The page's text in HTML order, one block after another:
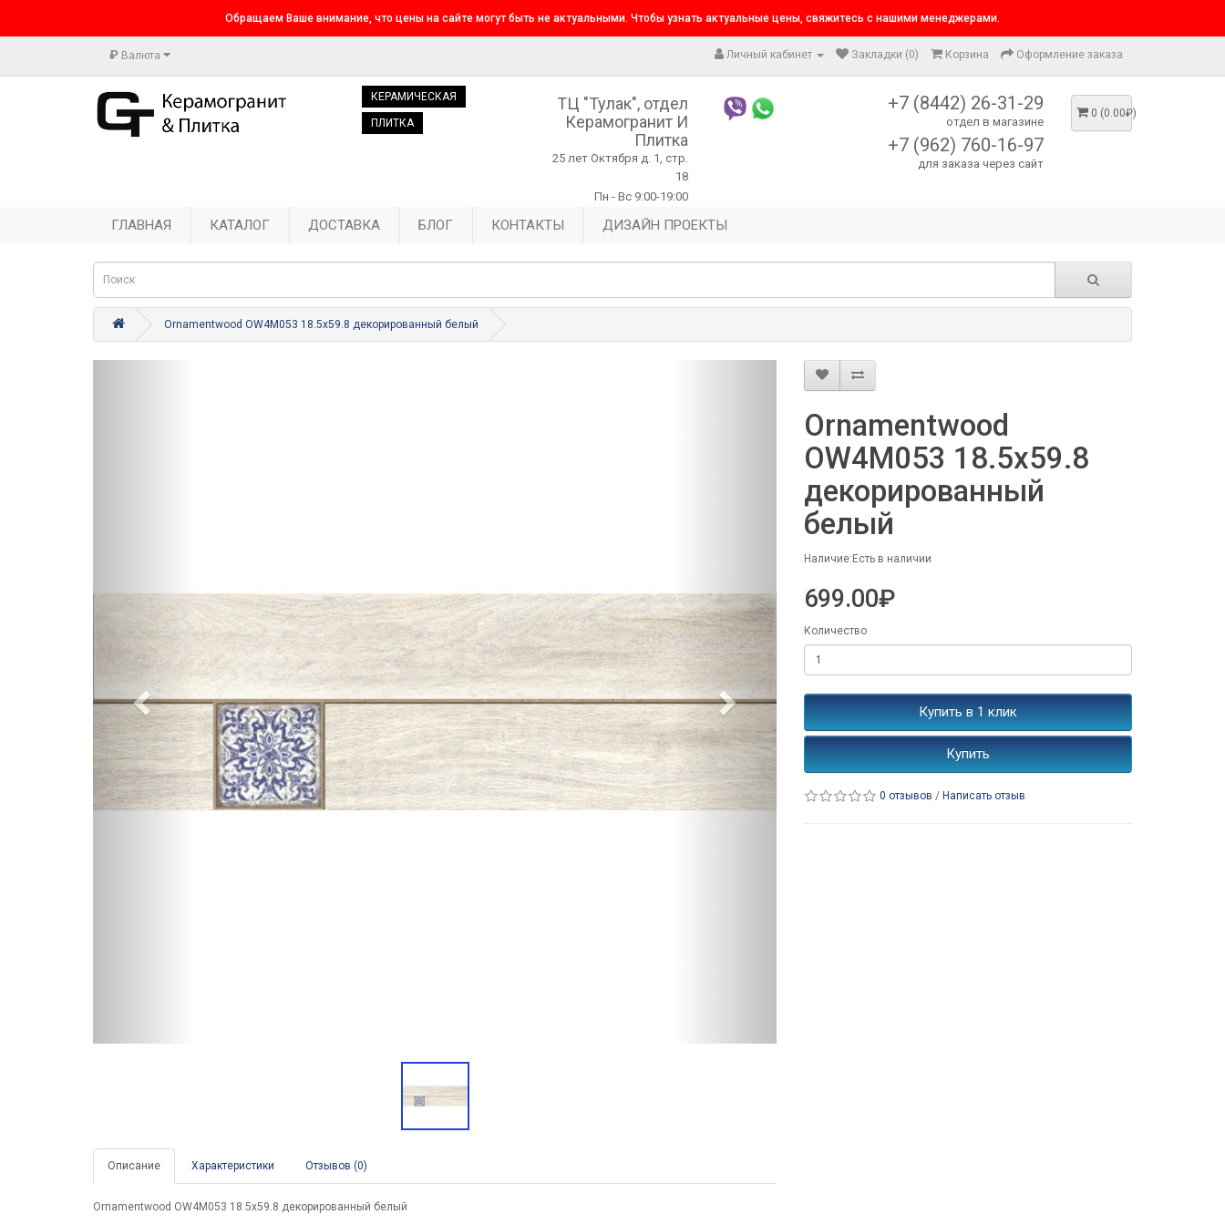
Обращаем Ваше внимание, что цены на сайте могут быть не актуальными. Чтобы узнать актуальные цены, свяжитесь с нашими менеджерами.
₽ Валюта Личный кабинет Закладки (0) Корзина Оформление заказа
КЕРАМИЧЕСКАЯ
ПЛИТКА
ТЦ "Тулак", отдел
Керамогранит И
Плитка
25 лет Октября д. 1, стр.
18
Пн - Вс 9:00-19:00
+7 (8442) 26-31-29
отдел в магазине
+7 (962) 760-16-97
для заказа через сайт
0 (0.00₽)
ГЛАВНАЯ КАТАЛОГ ДОСТАВКА БЛОГ КОНТАКТЫ ДИЗАЙН ПРОЕКТЫ
Ornamentwood OW4M053 18.5x59.8 декорированный белый
Описание Характеристики Отзывов (0)
Ornamentwood OW4M053 18.5x59.8 декорированный белый
Ornamentwood
OW4M053 18.5x59.8
декорированный
белый
Наличие:Есть в наличии
699.00₽
Количество
Купить в 1 клик
Купить
0 отзывов / Написать отзыв